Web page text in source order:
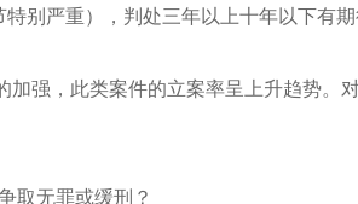
别严重），判处三年以上十年以下有期
加强，此类案件的立案率呈上升趋势。
取无罪或缓刑？